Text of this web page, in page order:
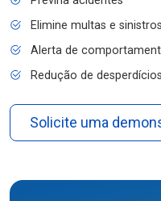
Elimine multas e
Alerta de
Redução de
Solicite uma